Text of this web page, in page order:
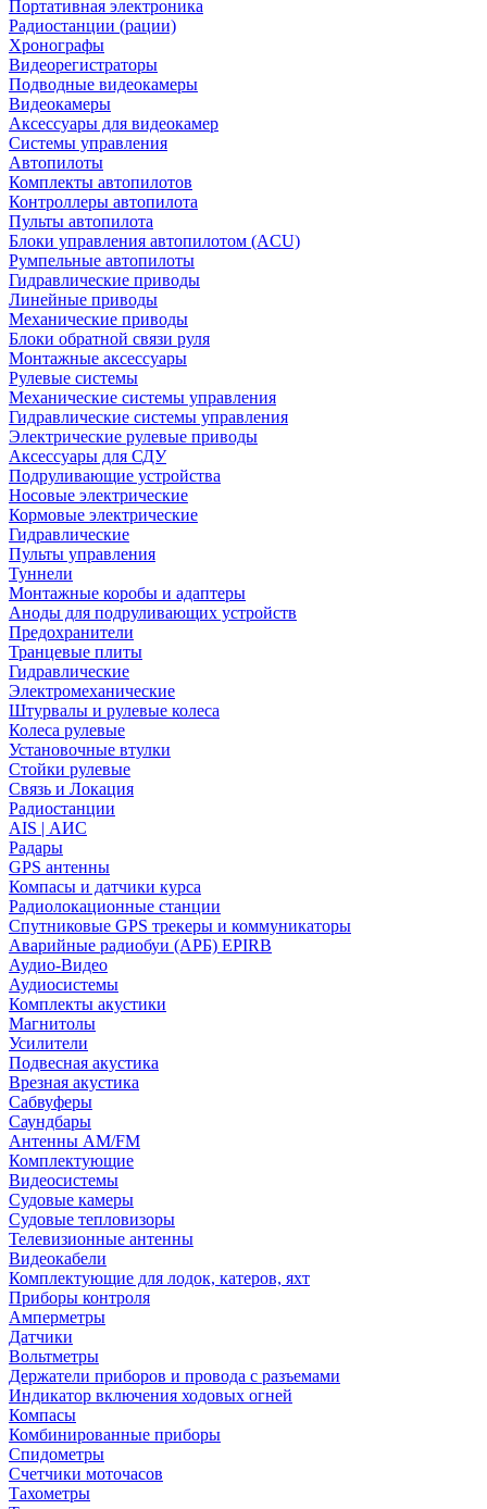
Портативная электроника
Радиостанции (рации)
Хронографы
Видеорегистраторы
Подводные видеокамеры
Видеокамеры
Аксессуары для видеокамер
Системы управления
Автопилоты
Комплекты автопилотов
Контроллеры автопилота
Пульты автопилота
Блоки управления автопилотом (ACU)
Румпельные автопилоты
Гидравлические приводы
Линейные приводы
Механические приводы
Блоки обратной связи руля
Монтажные аксессуары
Рулевые системы
Механические системы управления
Гидравлические системы управления
Электрические рулевые приводы
Аксессуары для СДУ
Подруливающие устройства
Носовые электрические
Кормовые электрические
Гидравлические
Пульты управления
Туннели
Монтажные коробы и адаптеры
Аноды для подруливающих устройств
Предохранители
Транцевые плиты
Гидравлические
Электромеханические
Штурвалы и рулевые колеса
Колеса рулевые
Установочные втулки
Стойки рулевые
Связь и Локация
Радиостанции
AIS | АИС
Радары
GPS антенны
Компасы и датчики курса
Радиолокационные станции
Спутниковые GPS трекеры и коммуникаторы
Аварийные радиобуи (АРБ) EPIRB
Аудио-Видео
Аудиосистемы
Комплекты акустики
Магнитолы
Усилители
Подвесная акустика
Врезная акустика
Сабвуферы
Саундбары
Антенны AM/FM
Комплектующие
Видеосистемы
Судовые камеры
Cудовые тепловизоры
Телевизионные антенны
Видеокабели
Комплектующие для лодок, катеров, яхт
Приборы контроля
Амперметры
Датчики
Вольтметры
Держатели приборов и провода с разъемами
Индикатор включения ходовых огней
Компасы
Комбинированные приборы
Спидометры
Счетчики моточасов
Тахометры